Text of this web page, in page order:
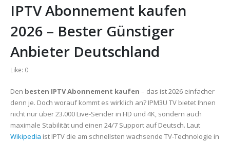
IPTV Abonnement kaufen
2026 – Bester Günstiger
Anbieter Deutschland
Like: 0
Den besten IPTV Abonnement kaufen – das ist 2026 einfacher
denn je. Doch worauf kommt es wirklich an? IPM3U TV bietet Ihnen
nicht nur über 23.000 Live-Sender in HD und 4K, sondern auch
maximale Stabilität und einen 24/7 Support auf Deutsch. Laut
Wikipedia ist IPTV die am schnellsten wachsende TV-Technologie in